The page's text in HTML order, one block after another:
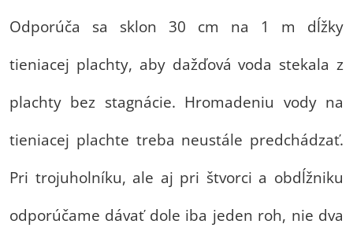
Odporúča sa sklon 30 cm na 1 m dĺžky
tieniacej plachty, aby dažďová voda stekala z
plachty bez stagnácie. Hromadeniu vody na
tieniacej plachte treba neustále predchádzať.
Pri trojuholníku, ale aj pri štvorci a obdĺžniku
odporúčame dávať dole iba jeden roh, nie dva